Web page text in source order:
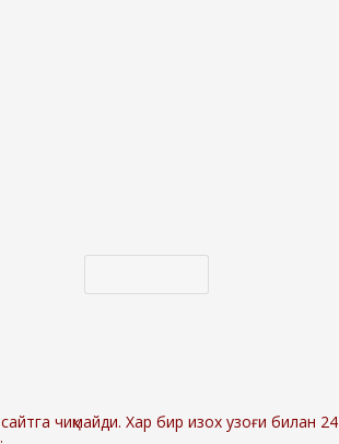
сайтга чиқмайди. Хар бир изох узоғи